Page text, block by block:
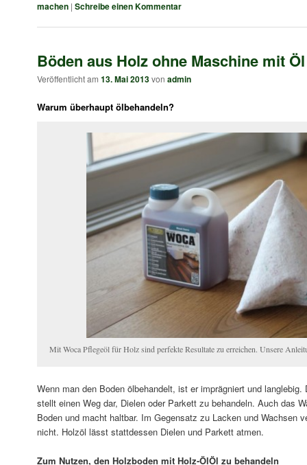
machen | Schreibe einen Kommentar
Böden aus Holz ohne Maschine mit
Veröffentlicht am 13. Mai 2013von admin
Warum überhaupt ölbehandeln?
Mit Woca Pflegeöl für Holz sind perfekte Resultate zu erreichen. Unsere
Wenn man den Boden ölbehandelt, ist er imprägniert und
stellt einen Weg dar, Dielen oder Parkett zu behandeln. Auch das
Boden und macht haltbar. Im Gegensatz zu Lacken und Wachsen
nicht. Holzöl lässt stattdessen Dielen und Parkett atmen.
Zum Nutzen, den Holzboden mit Holz-ÖlÖl zu behandeln